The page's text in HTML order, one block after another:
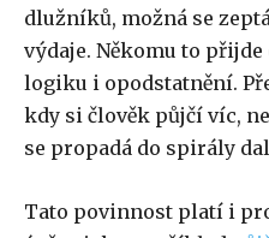
dlužníků, možná se
výdaje. Někomu to
logiku i opodstatnění.
kdy si člověk půjčí víc,
se propadá do spirály
Tato povinnost platí i